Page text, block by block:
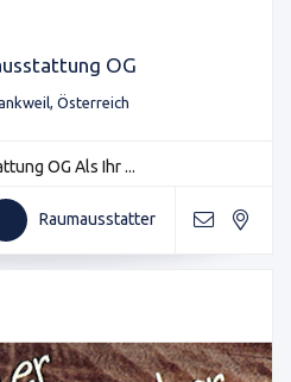
OG
Österreich
OG Als Ihr ...
Raumausstatter